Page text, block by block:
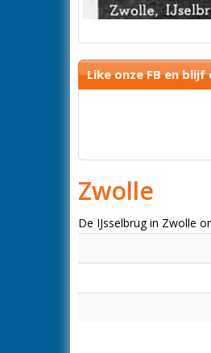
Like onze FB en
Zwolle
De IJsselbrug in Zwolle